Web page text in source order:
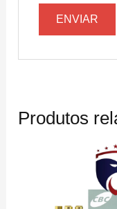
Produtos